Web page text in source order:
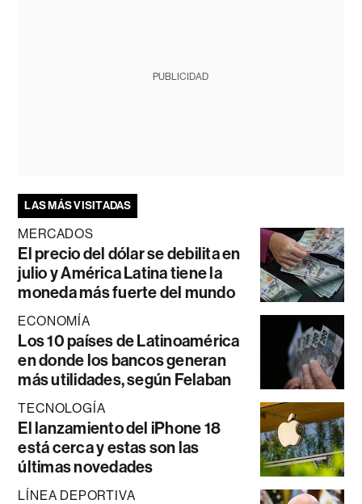
PUBLICIDAD
LAS MÁS VISITADAS
MERCADOS
El precio del dólar se debilita en
julio y América Latina tiene la
moneda más fuerte del mundo
ECONOMÍA
Los 10 países de Latinoamérica
en donde los bancos generan
más utilidades, según Felaban
TECNOLOGÍA
El lanzamiento del iPhone 18
está cerca y estas son las
últimas novedades
LÍNEA DEPORTIVA